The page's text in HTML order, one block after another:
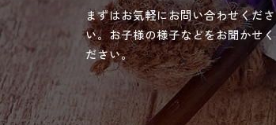
まずはお気軽にお問い合わせくださ
い。お子様の様子などをお聞かせく
ださい。